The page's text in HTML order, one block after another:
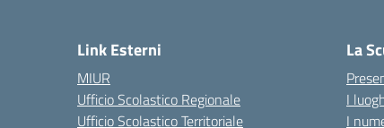
Link Esterni
MIUR
Ufficio Scolastico Regionale
Ufficio Scolastico Territoriale
La
I
I